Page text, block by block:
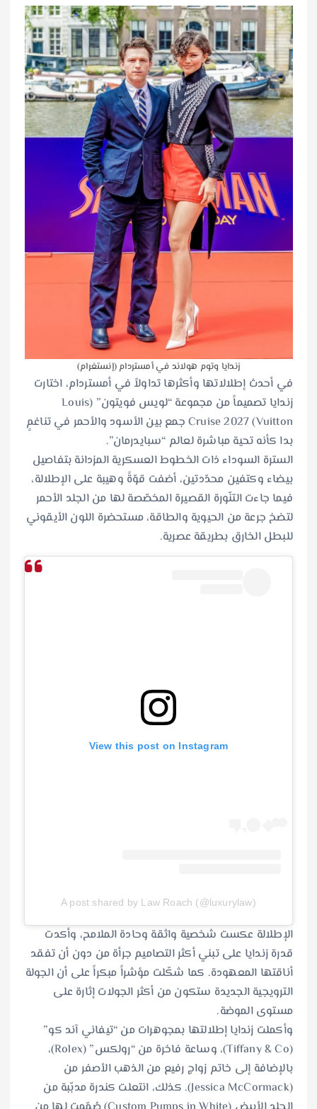
زندايا وتوم هولاند في أمستردام (إنستغرام)
في أحدث إطلالاتها وأكثرها تداولاً في أمستردام، اختارت
زندايا تصميماً من مجموعة “لويس فويتون” (Louis
Vuitton) Cruise 2027 جمع بين الأسود والأحمر في تناغمٍ
بدا كأنه تحية مباشرة لعالم “سبايدرمان”.
السترة السوداء ذات الخطوط العسكرية المزدانة بتفاصيل
بيضاء وكتفين محدّدتين، أضفت قوّةً وهيبة على الإطلالة،
فيما جاءت التنّورة القصيرة المخصّصة لها من الجلد الأحمر
لتضخ جرعة من الحيوية والطاقة، مستحضرة اللون الأيقوني
للبطل الخارق بطريقة عصرية.
View this post on Instagram
A post shared by Law Roach (@luxurylaw)
الإطلالة عكست شخصية واثقة وحادة الملامح، وأكدت
قدرة زندايا على تبني أكثر التصاميم جرأة من دون أن تفقد
أناقتها المعهودة. كما شكّلت مؤشراً مبكراً على أن الجولة
الترويجية الجديدة ستكون من أكثر الجولات إثارة على
مستوى الموضة.
وأكملت زندايا إطلالتها بمجوهرات من “تيفاني آند كو”
(Tiffany & Co)، وساعة فاخرة من “رولكس” (Rolex)،
بالإضافة إلى خاتم زواج رفيع من الذهب الأصفر من
(Jessica McCormack). كذلك، انتعلت كندرة مدبّبة من